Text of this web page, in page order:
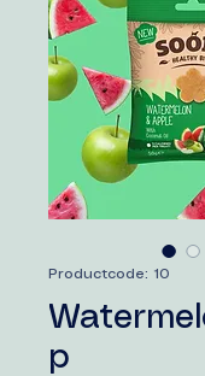
Productcode: 10
p